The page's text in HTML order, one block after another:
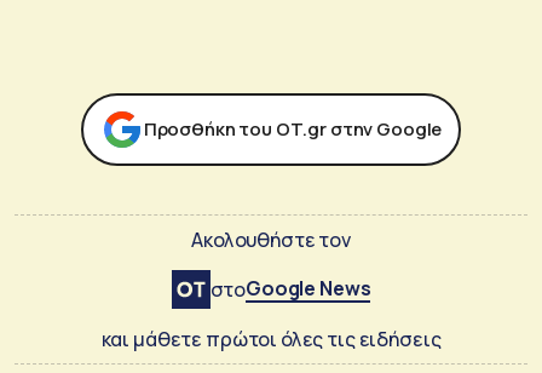
Προσθήκη του ΟΤ.gr στην Google
Ακολουθήστε τον
στοGoogle News
και μάθετε πρώτοι όλες τις ειδήσεις